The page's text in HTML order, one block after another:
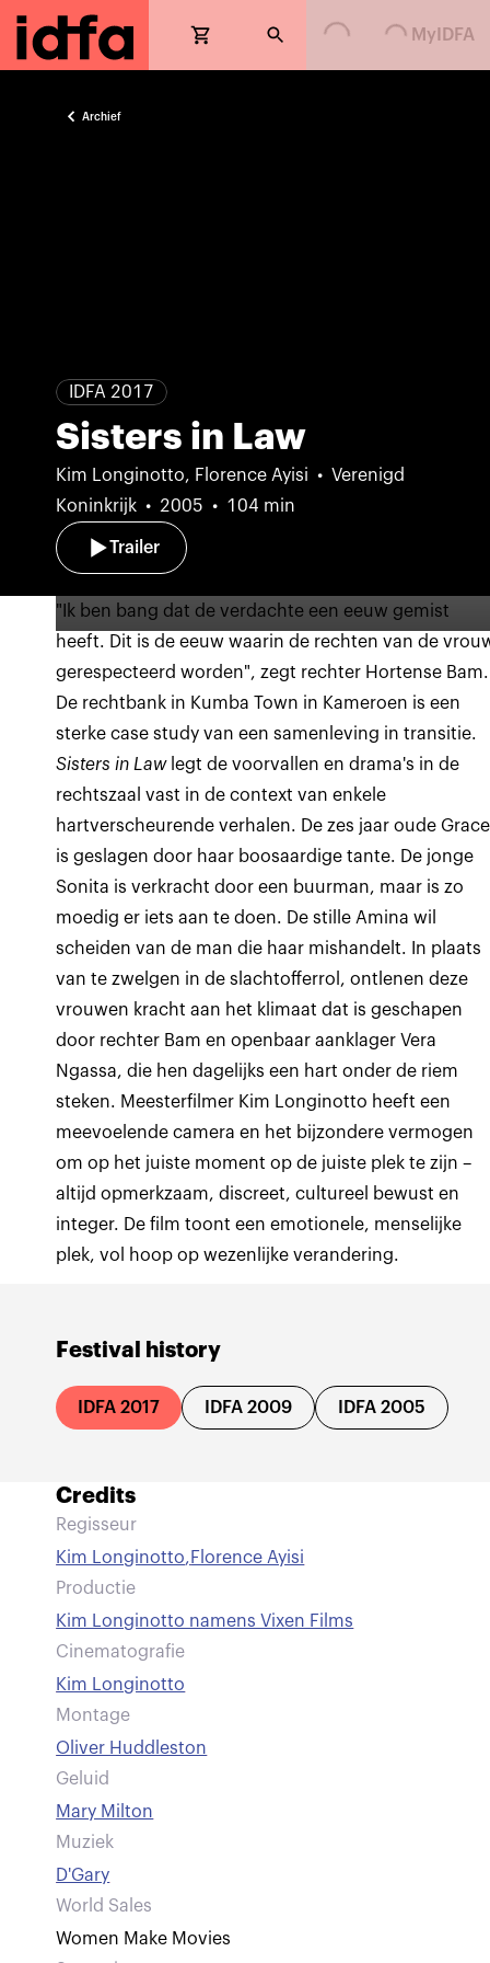
Loading...Loading... MyIDFA
Archief
IDFA 2017
Sisters in Law
Kim Longinotto, Florence Ayisi
Verenigd
Koninkrijk
2005 104 min
Trailer
Festival history
IDFA 2017 IDFA 2009 IDFA 2005
"Ik ben bang dat de verdachte een eeuw gemist
heeft. Dit is de eeuw waarin de rechten van de
gerespecteerd worden", zegt rechter Hortense Bam.
De rechtbank in Kumba Town in Kameroen is een
sterke case study van een samenleving in transitie.
Sisters in Lawlegt de voorvallen en drama's in de
rechtszaal vast in de context van enkele
hartverscheurende verhalen. De zes jaar oude Grace
is geslagen door haar boosaardige tante. De jonge
Sonita is verkracht door een buurman, maar is zo
moedig er iets aan te doen. De stille Amina wil
scheiden van de man die haar mishandelt. In plaats
van te zwelgen in de slachtofferrol, ontlenen deze
vrouwen kracht aan het klimaat dat is geschapen
door rechter Bam en openbaar aanklager Vera
Ngassa, die hen dagelijks een hart onder de riem
steken. Meesterfilmer Kim Longinotto heeft een
meevoelende camera en het bijzondere vermogen
om op het juiste moment op de juiste plek te zijn –
altijd opmerkzaam, discreet, cultureel bewust en
integer. De film toont een emotionele, menselijke
plek, vol hoop op wezenlijke verandering.
Credits
Regisseur
Kim Longinotto,Florence Ayisi
Productie
Kim Longinotto namens Vixen Films
Cinematografie
Kim Longinotto
Montage
Oliver Huddleston
Geluid
Mary Milton
Muziek
D'Gary
World Sales
Women Make Movies